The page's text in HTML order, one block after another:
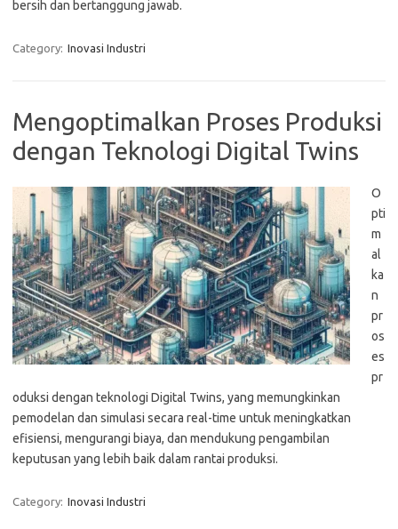
bersih dan bertanggung jawab.
Category: Inovasi Industri
Mengoptimalkan Proses Produksi
dengan Teknologi Digital Twins
O
pti
m
al
ka
n
pr
os
es
pr
oduksi dengan teknologi Digital Twins, yang memungkinkan
pemodelan dan simulasi secara real-time untuk meningkatkan
efisiensi, mengurangi biaya, dan mendukung pengambilan
keputusan yang lebih baik dalam rantai produksi.
Category: Inovasi Industri